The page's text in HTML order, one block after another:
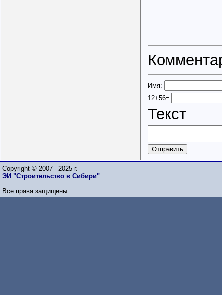
Имя:
12+56=
Текст
Copyright © 2007 - 2025 г.
ЭИ "Строительство в Сибири"
Все права защищены